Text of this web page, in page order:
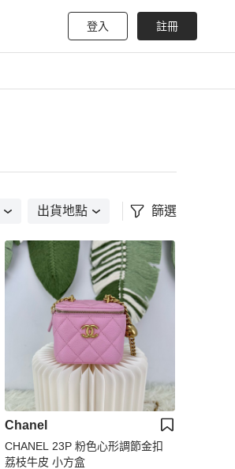
登入 註冊
出貨地點 篩選
Chanel
CHANEL 23P 粉色心形調節金扣
荔枝牛皮 小方盒